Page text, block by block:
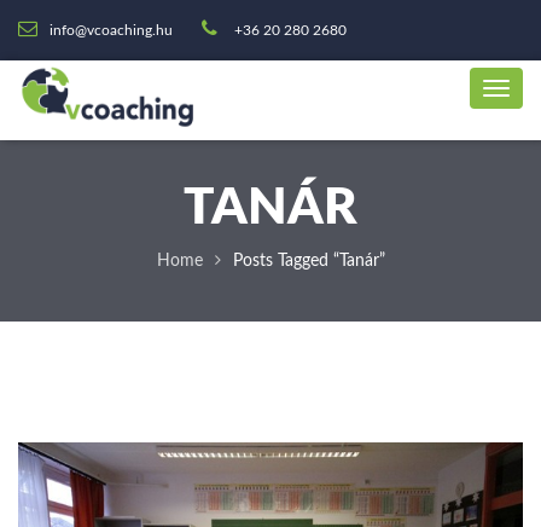
info@vcoaching.hu +36 20 280 2680
TANÁR
Home Posts Tagged “tanár”